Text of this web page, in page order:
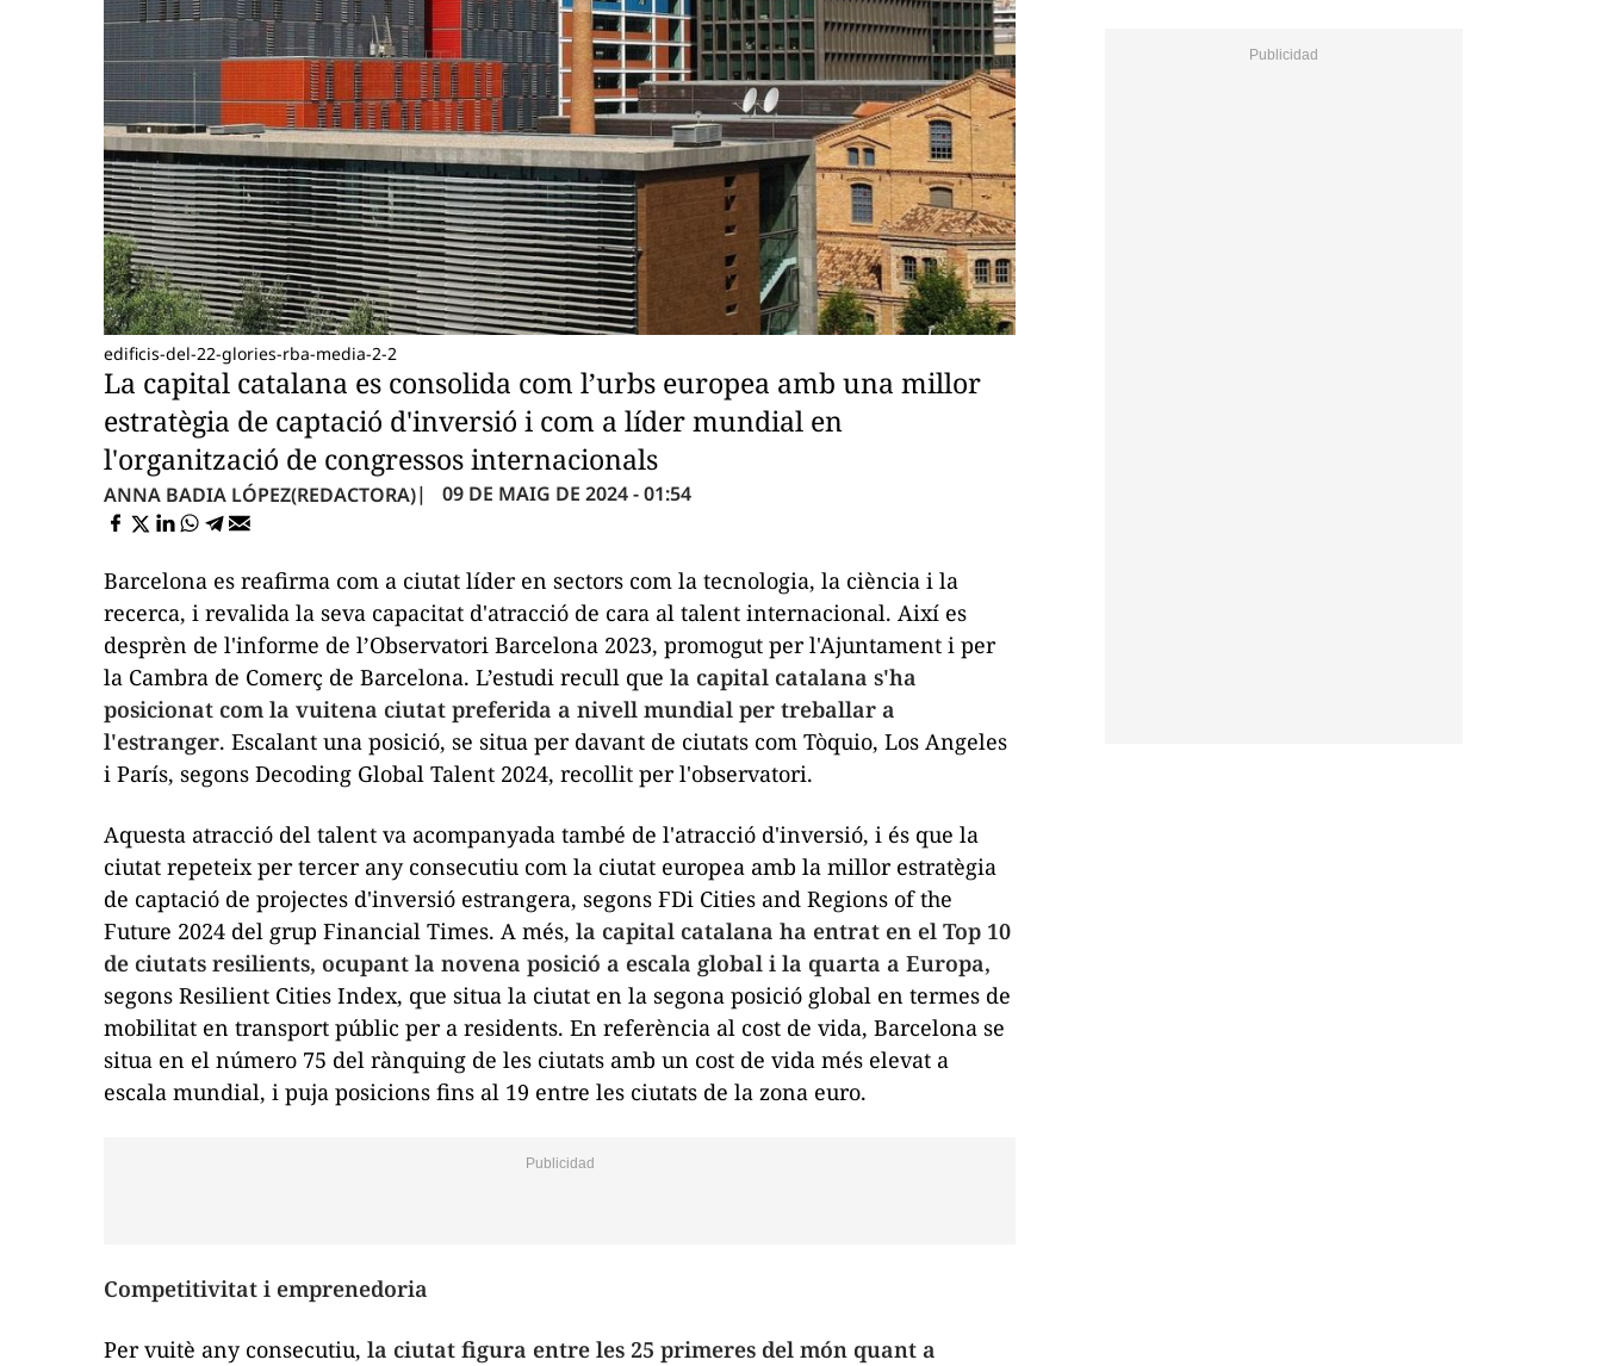
edificis-del-22-glories-rba-media-2-2
La capital catalana es consolida com l’urbs europea amb una millor
estratègia de captació d'inversió i com a líder mundial en
l'organització de congressos internacionals
ANNA BADIA LÓPEZ(REDACTORA) 09 DE MAIG DE 2024 - 01:54
Barcelona es reafirma com a ciutat líder en sectors com la tecnologia, la ciència i la
recerca, i revalida la seva capacitat d'atracció de cara al talent internacional. Així es
desprèn de l'informe de l’Observatori Barcelona 2023, promogut per l'Ajuntament i per
la Cambra de Comerç de Barcelona. L’estudi recull que la capital catalana s'ha
posicionat com la vuitena ciutat preferida a nivell mundial per treballar a
l'estranger. Escalant una posició, se situa per davant de ciutats com Tòquio, Los Angeles
i París, segons Decoding Global Talent 2024, recollit per l'observatori.
Aquesta atracció del talent va acompanyada també de l'atracció d'inversió, i és que la
ciutat repeteix per tercer any consecutiu com la ciutat europea amb la millor estratègia
de captació de projectes d'inversió estrangera, segons FDi Cities and Regions of the
Future 2024 del grup Financial Times. A més, la capital catalana ha entrat en el Top 10
de ciutats resilients, ocupant la novena posició a escala global i la quarta a Europa,
segons Resilient Cities Index, que situa la ciutat en la segona posició global en termes de
mobilitat en transport públic per a residents. En referència al cost de vida, Barcelona se
situa en el número 75 del rànquing de les ciutats amb un cost de vida més elevat a
escala mundial, i puja posicions fins al 19 entre les ciutats de la zona euro.
Competitivitat i emprenedoria
Per vuitè any consecutiu, la ciutat figura entre les 25 primeres del món quant a